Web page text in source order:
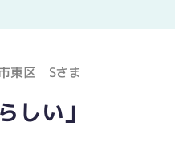
東区 Sさま
しい」